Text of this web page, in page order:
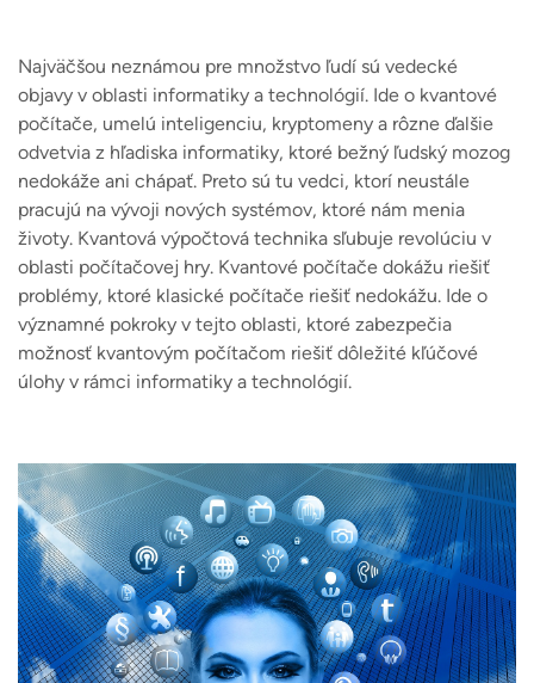
Najväčšou neznámou pre množstvo ľudí sú vedecké
objavy v oblasti informatiky a technológií. Ide o kvantové
počítače, umelú inteligenciu, kryptomeny a rôzne ďalšie
odvetvia z hľadiska informatiky, ktoré bežný ľudský mozog
nedokáže ani chápať. Preto sú tu vedci, ktorí neustále
pracujú na vývoji nových systémov, ktoré nám menia
životy. Kvantová výpočtová technika sľubuje revolúciu v
oblasti počítačovej hry. Kvantové počítače dokážu riešiť
problémy, ktoré klasické počítače riešiť nedokážu. Ide o
významné pokroky v tejto oblasti, ktoré zabezpečia
možnosť kvantovým počítačom riešiť dôležité kľúčové
úlohy v rámci informatiky a technológií.